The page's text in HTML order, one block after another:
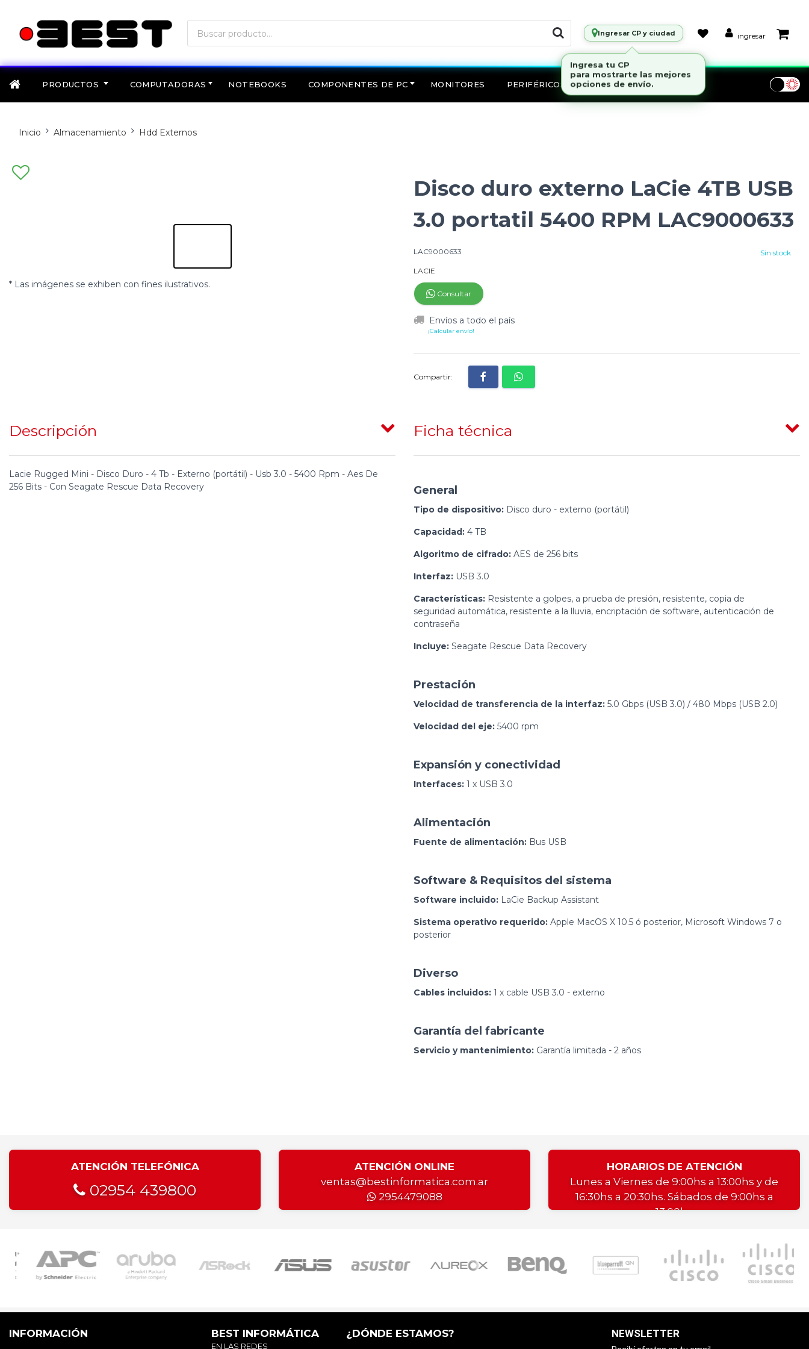
Ingresar CP y ciudad ingresar
PRODUCTOS COMPUTADORAS NOTEBOOKS COMPONENTES DE PC MONITORES PERIFÉRICOS Marcas
Inicio Almacenamiento Hdd Externos
* Las imágenes se exhiben con fines ilustrativos.
Disco duro externo LaCie 4TB USB
3.0 portatil 5400 RPM LAC9000633
LAC9000633
Sin stock
LACIE
Consultar
Envíos a todo el país
¡Calcular envío!
Compartir:
Descripción
Lacie Rugged Mini - Disco Duro - 4 Tb - Externo (portátil) - Usb 3.0 - 5400 Rpm - Aes De
256 Bits - Con Seagate Rescue Data Recovery
Ficha técnica
General
Tipo de dispositivo: Disco duro - externo (portátil)
Capacidad: 4 TB
Algoritmo de cifrado: AES de 256 bits
Interfaz: USB 3.0
Características: Resistente a golpes, a prueba de presión, resistente, copia de
seguridad automática, resistente a la lluvia, encriptación de software, autenticación de
contraseña
Incluye: Seagate Rescue Data Recovery
Prestación
Velocidad de transferencia de la interfaz: 5.0 Gbps (USB 3.0) / 480 Mbps (USB 2.0)
Velocidad del eje: 5400 rpm
Expansión y conectividad
Interfaces: 1 x USB 3.0
Alimentación
Fuente de alimentación: Bus USB
Software & Requisitos del sistema
Software incluido: LaCie Backup Assistant
Sistema operativo requerido: Apple MacOS X 10.5 ó posterior, Microsoft Windows 7 o
posterior
Diverso
Cables incluidos: 1 x cable USB 3.0 - externo
Garantía del fabricante
Servicio y mantenimiento: Garantía limitada - 2 años
ATENCIÓN TELEFÓNICA
02954 439800
ATENCIÓN ONLINE
ventas@bestinformatica.com.ar
2954479088
HORARIOS DE ATENCIÓN
Lunes a Viernes de 9:00hs a 13:00hs y de
16:30hs a 20:30hs. Sábados de 9:00hs a
13:00hs
INFORMACIÓN BEST INFORMÁTICA
EN LAS REDES
¿DÓNDE ESTAMOS? NEWSLETTER